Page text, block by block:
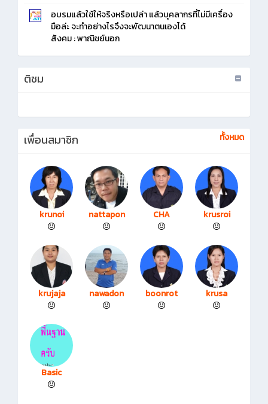
อบรมแล้วใช้ให้จริงหรือเปล่า แล้วบุคลากรที่ไม่มีเครื่อง
มือล่ะ จะทำอย่างไรจึงจะพัฒนาตนเองได้
สังคม : พาณิชย์นอก
ติชม
เพื่อนสมาชิก ทั้งหมด
krunoi nattapon CHA krusroi
krujaja nawadon boonrot krusa
Basic